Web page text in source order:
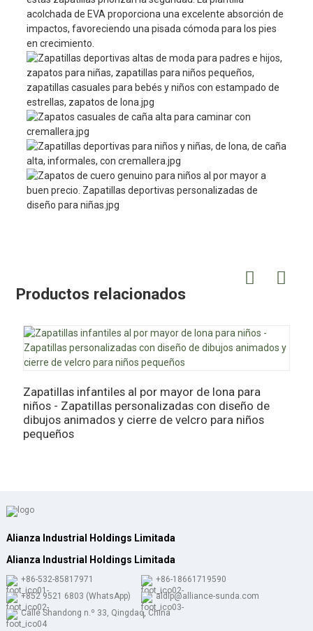
acolchada de EVA proporciona una excelente absorción de
impactos, favoreciendo una pisada cómoda para los pies
en crecimiento.
Productos relacionados
Zapatillas infantiles al por mayor de lona para
niños - Zapatillas personalizadas con diseño de
dibujos animados y cierre de velcro para niños
pequeños
Alianza Industrial Holdings Limitada
Alianza Industrial Holdings Limitada
+86-532-85817971
+86-18661719590
+852 9521 6803 (WhatsApp)
aldlp@alliance-sunda.com
Calle Shandong n.º 33, Qingdao, China